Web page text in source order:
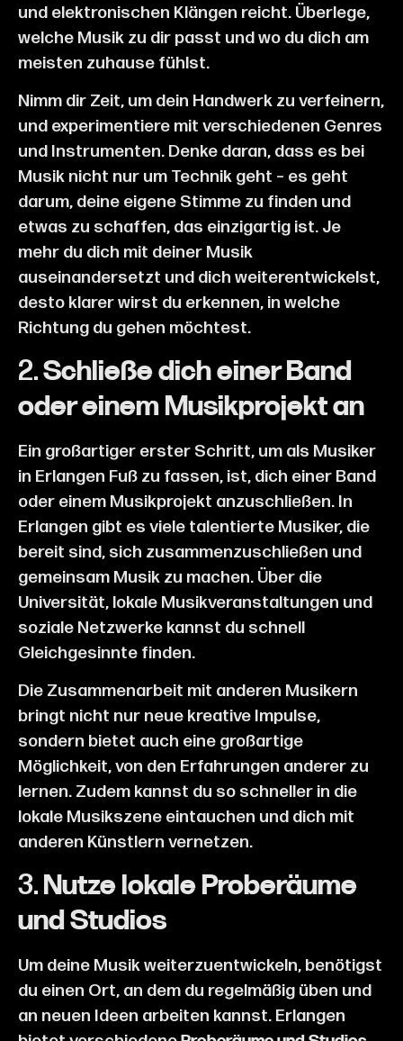
und elektronischen Klängen reicht. Überlege,
welche Musik zu dir passt und wo du dich am
meisten zuhause fühlst.
Nimm dir Zeit, um dein Handwerk zu verfeinern,
und experimentiere mit verschiedenen Genres
und Instrumenten. Denke daran, dass es bei
Musik nicht nur um Technik geht – es geht
darum, deine eigene Stimme zu finden und
etwas zu schaffen, das einzigartig ist. Je
mehr du dich mit deiner Musik
auseinandersetzt und dich weiterentwickelst,
desto klarer wirst du erkennen, in welche
Richtung du gehen möchtest.
2.Schließe dich einer Band
oder einem Musikprojekt an
Ein großartiger erster Schritt, um als Musiker
in Erlangen Fuß zu fassen, ist, dich einer Band
oder einem Musikprojekt anzuschließen. In
Erlangen gibt es viele talentierte Musiker, die
bereit sind, sich zusammenzuschließen und
gemeinsam Musik zu machen. Über die
Universität, lokale Musikveranstaltungen und
soziale Netzwerke kannst du schnell
Gleichgesinnte finden.
Die Zusammenarbeit mit anderen Musikern
bringt nicht nur neue kreative Impulse,
sondern bietet auch eine großartige
Möglichkeit, von den Erfahrungen anderer zu
lernen. Zudem kannst du so schneller in die
lokale Musikszene eintauchen und dich mit
anderen Künstlern vernetzen.
3. Nutze lokale Proberäume
und Studios
Um deine Musik weiterzuentwickeln, benötigst
du einen Ort, an dem du regelmäßig üben und
an neuen Ideen arbeiten kannst. Erlangen